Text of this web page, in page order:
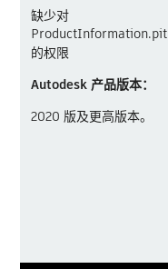
缺少对
ProductInformation.pit
的权限
Autodesk 产品版本：
2020 版及更高版本。